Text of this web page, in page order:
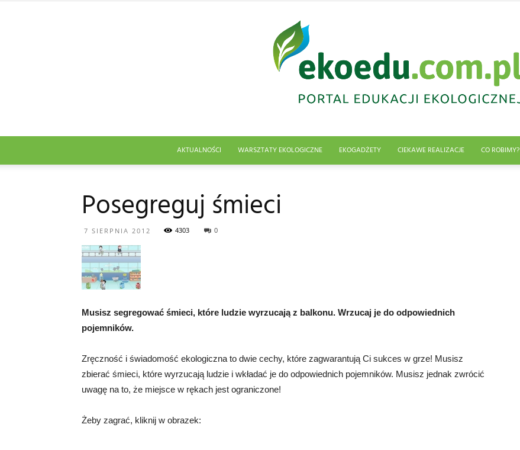
AKTUALNOŚCI WARSZTATY EKOLOGICZNE EKOGADŻETY CIEKAWE REALIZACJE CO ROBIMY?
Posegreguj śmieci
7 SIERPNIA 2012 4303 0
Musisz segregować śmieci, które ludzie wyrzucają z balkonu. Wrzucaj je do odpowiednich
pojemników.
Zręczność i świadomość ekologiczna to dwie cechy, które zagwarantują Ci sukces w grze! Musisz
zbierać śmieci, które wyrzucają ludzie i wkładać je do odpowiednich pojemników. Musisz jednak zwrócić
uwagę na to, że miejsce w rękach jest ograniczone!
Żeby zagrać, kliknij w obrazek: